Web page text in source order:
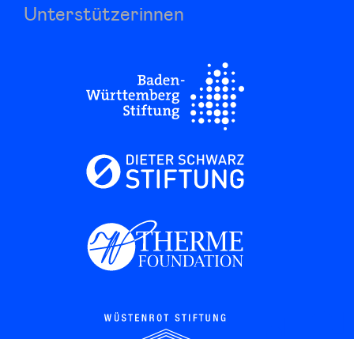
Unterstützerinnen